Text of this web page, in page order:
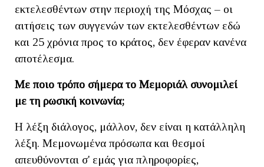
εκτελεσθέντων στην περιοχή της Μόσχας – οι
αιτήσεις των συγγενών των εκτελεσθέντων εδώ
και 25 χρόνια προς το κράτος, δεν έφεραν κανένα
αποτέλεσμα.
Με ποιο τρόπο σήμερα το Μεμοριάλ συνομιλεί
με τη ρωσική κοινωνία;
Η λέξη διάλογος, μάλλον, δεν είναι η κατάλληλη
λέξη. Μεμονωμένα πρόσωπα και θεσμοί
απευθύνονται σ' εμάς για πληροφορίες,